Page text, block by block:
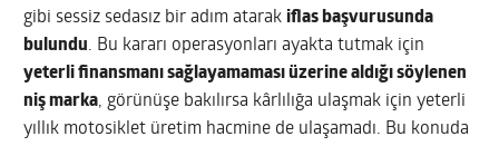
gibi sessiz sedasız bir adım atarakiflas başvurusunda
bulundu. Bu kararı operasyonları ayakta tutmak için
yeterli finansmanı sağlayamaması üzerine aldığı söylenen
niş marka, görünüşe bakılırsa kârlılığa ulaşmak için yeterli
yıllık motosiklet üretim hacmine de ulaşamadı. Bu konuda